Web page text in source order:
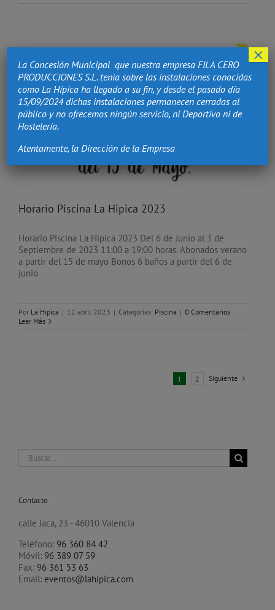
Horario Piscina La Hipica 2023
Horario Piscina La Hipica 2023 Del 6 de Junio al 3 de
Septiembre de 2023 11:00 a 19:00 horas. Abonados verano
a partir del 15 de mayo Bonos 6 baños a partir del 6 de
junio
Por La Hipica | 12 abril 2023 | Categorías: Piscina | 0 Comentarios
Leer Más
1 2 Siguiente
Buscar:
Contacto
calle Jaca, 23 - 46010 Valencia
Teléfono: 96 360 84 42
Móvil: 96 389 07 59
Fax: 96 361 53 63
Email: eventos@lahipica.com
La Concesión Municipal que nuestra empresa FILA CERO
PRODUCCIONES S.L. tenía sobre las instalaciones conocidas
como La Hípica ha llegado a su fin, y desde el pasado día
15/09/2024 dichas instalaciones permanecen cerradas al
público y no ofrecemos ningún servicio, ni Deportivo ni de
Hostelería.
Atentamente, la Dirección de la Empresa
×